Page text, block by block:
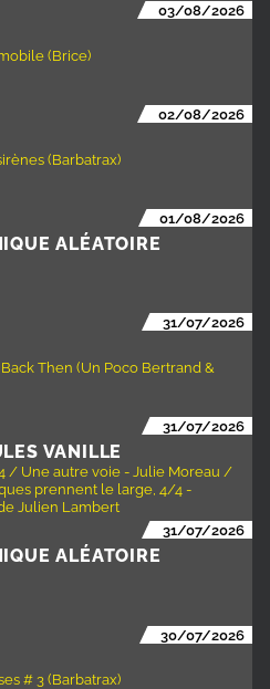
03/08/2026
(Brice)
02/08/2026
(Barbatrax)
01/08/2026
ALÉATOIRE
31/07/2026
Then (Un Poco Bertrand &
31/07/2026
VANILLE
/ Une autre voie - Julie Moreau /
prennent le large, 4/4 -
Julien Lambert
31/07/2026
ALÉATOIRE
30/07/2026
# 3 (Barbatrax)